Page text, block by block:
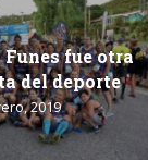
Funes fue otra
del deporte
2019